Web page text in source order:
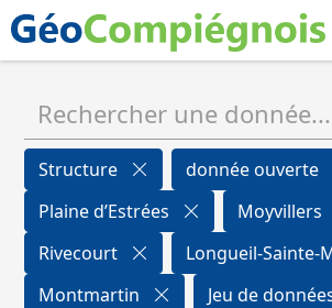
Structure
donnée ouverte
Plaine d’Estrées
Moyvillers
Rivecourt
Longueil-Sainte-
Montmartin
Jeu de